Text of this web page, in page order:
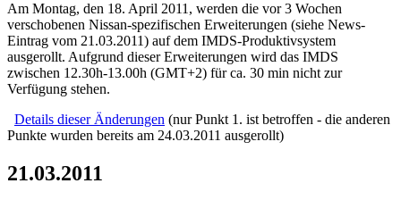
Am Montag, den 18. April 2011, werden die vor 3 Wochen
verschobenen Nissan-spezifischen Erweiterungen (siehe News-
Eintrag vom 21.03.2011) auf dem IMDS-Produktivsystem
ausgerollt. Aufgrund dieser Erweiterungen wird das IMDS
zwischen 12.30h-13.00h (GMT+2) für ca. 30 min nicht zur
Verfügung stehen.
Details dieser Änderungen (nur Punkt 1. ist betroffen - die anderen
Punkte wurden bereits am 24.03.2011 ausgerollt)
21.03.2011